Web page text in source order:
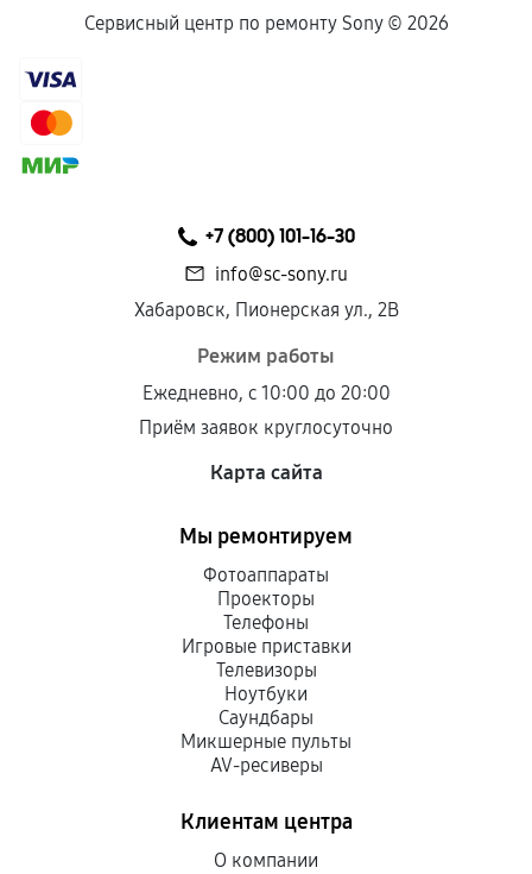
Сервисный центр по ремонту Sony © 2026
+7 (800) 101-16-30
info@sc-sony.ru
Хабаровск, Пионерская ул., 2В
Режим работы
Ежедневно, с 10:00 до 20:00
Приём заявок круглосуточно
Карта сайта
Мы ремонтируем
Фотоаппараты
Проекторы
Телефоны
Игровые приставки
Телевизоры
Ноутбуки
Саундбары
Микшерные пульты
AV-ресиверы
Клиентам центра
О компании